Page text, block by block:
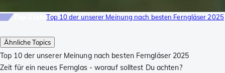
Ähnliche Topics
Top 10 der unserer Meinung nach besten Ferngläser 2025
Zeit für ein neues Fernglas - worauf solltest Du achten?
Top-ListeTop 10 der unserer Meinung nach besten Ferngläser 2025